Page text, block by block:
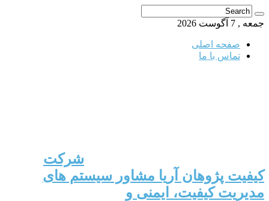
جمعه , 7 آگوست 2026
صفحه اصلی
تماس با ما
شرکت
کیفیت پژوهان آریا مشاور سیستم های
مدیریت کیفیت، ایمنی و